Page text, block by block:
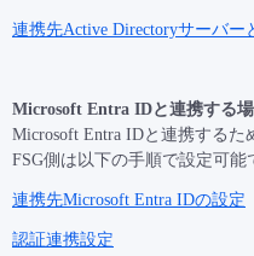
連携先Active Directoryサーバー
Microsoft Entra IDと連携する
Microsoft Entra IDと連携する
FSG側は以下の手順で設定可能
連携先Microsoft Entra IDの設定
認証連携設定